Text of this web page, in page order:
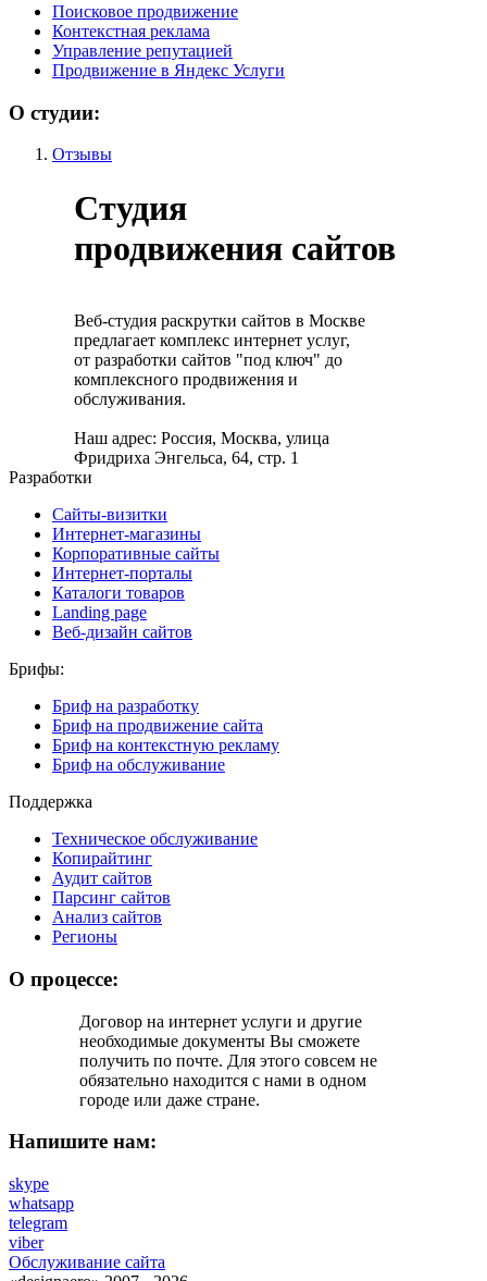
Поисковое продвижение
Контекстная реклама
Управление репутацией
Продвижение в Яндекс Услуги
О студии:
Отзывы
Студия
продвижения сайтов
Веб-студия раскрутки сайтов в Москве
предлагает комплекс интернет услуг,
от разработки сайтов "под ключ" до
комплексного продвижения и
обслуживания.
Наш адрес: Россия, Москва, улица
Фридриха Энгельса, 64, стр. 1
Разработки
Сайты-визитки
Интернет-магазины
Корпоративные сайты
Интернет-порталы
Каталоги товаров
Landing page
Веб-дизайн сайтов
Брифы:
Бриф на разработку
Бриф на продвижение сайта
Бриф на контекстную рекламу
Бриф на обслуживание
Поддержка
Техническое обслуживание
Копирайтинг
Аудит сайтов
Парсинг сайтов
Анализ сайтов
Регионы
О процессе:
Договор на интернет услуги и другие
необходимые документы Вы cможете
получить по почте. Для этого совсем не
обязательно находится с нами в одном
городе или даже стране.
Напишите нам:
skype
whatsapp
telegram
viber
Обслуживание сайта